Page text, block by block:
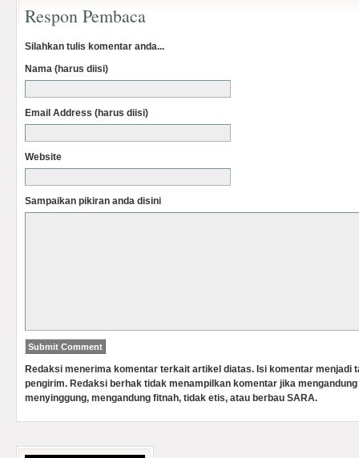
Respon Pembaca
Silahkan tulis komentar anda...
Nama (harus diisi)
Email Address (harus diisi)
Website
Sampaikan pikiran anda disini
Redaksi menerima komentar terkait artikel diatas. Isi komentar menjadi
pengirim. Redaksi berhak tidak menampilkan komentar jika
menyinggung, mengandung fitnah, tidak etis, atau berbau SARA.